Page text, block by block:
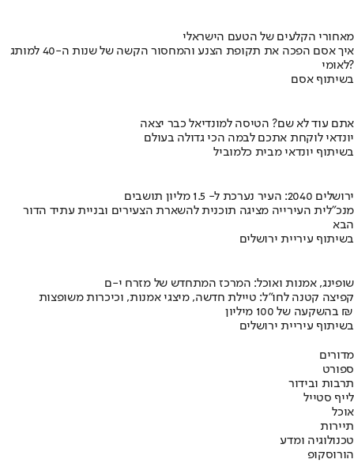
מאחורי הקלעים של הטעם הישראלי
איך אסם הפכה את תקופת הצנע והמחסור הקשה של שנות ה-40 למותג
לאומי?
בשיתוף אסם
אתם עוד לא שם? הטיסה למונדיאל כבר יצאה
יונדאי לוקחת אתכם לבמה הכי גדולה בעולם
בשיתוף יונדאי מבית כלמוביל
ירושלים 2040: העיר נערכת ל- 1.5 מליון תושבים
מנכ"לית העירייה מציגה תוכנית להשארת הצעירים ובניית עתיד הדור
הבא
בשיתוף עיריית ירושלים
שופינג, אמנות ואוכל: המרכז המתחדש של מזרח י-ם
קפיצה קטנה לחו"ל: טיילת חדשה, מיצגי אמנות, וכיכרות משופצות
בהשקעה של 100 מיליון ₪
בשיתוף עיריית ירושלים
מדורים
ספורט
תרבות ובידור
לייף סטייל
אוכל
תיירות
טכנולוגיה ומדע
הורוסקופ